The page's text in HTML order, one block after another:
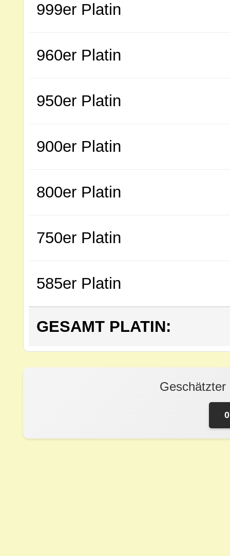
999er Platin
960er Platin
950er Platin
900er Platin
800er Platin
750er Platin
585er Platin
GESAMT PLATIN: